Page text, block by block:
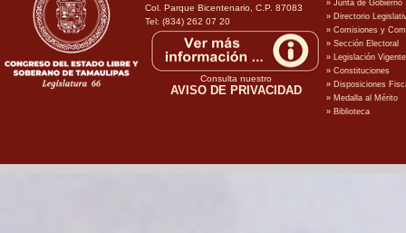
Col. Parque Bicentenario, C.P. 87083
Tel: (834) 262 07 20
Consulta nuestro
AVISO DE PRIVACIDAD